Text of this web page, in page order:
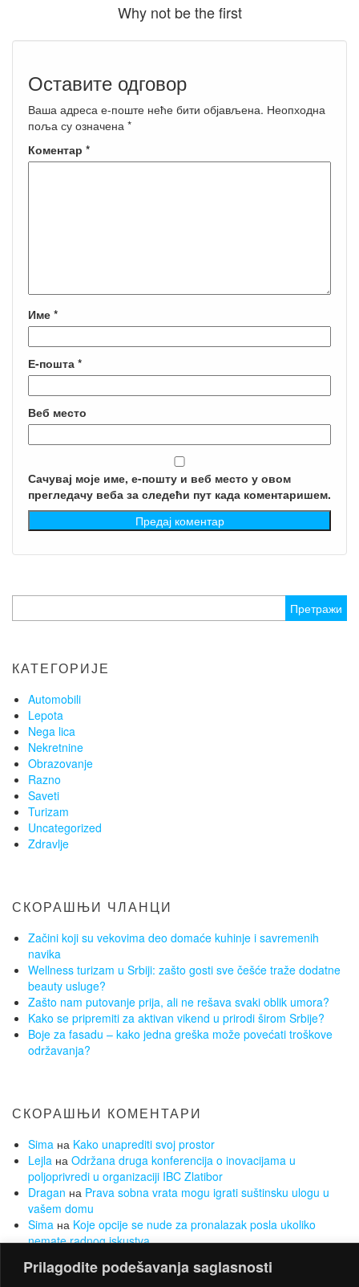
Prilagodite podešavanja saglasnosti
Why not be the first
Оставите одговор
Ваша адреса е-поште неће бити објављена. Неопходна
поља су означена *
Коментар *
Име *
Е-пошта *
Веб место
Сачувај моје име, е-пошту и веб место у овом
прегледачу веба за следећи пут када коментаришем.
за:
КАТЕГОРИЈЕ
Automobili
Lepota
Nega lica
Nekretnine
Obrazovanje
Razno
Saveti
Turizam
Uncategorized
Zdravlje
СКОРАШЊИ ЧЛАНЦИ
Začini koji su vekovima deo domaće kuhinje i savremenih
navika
Wellness turizam u Srbiji: zašto gosti sve češće traže dodatne
beauty usluge?
Zašto nam putovanje prija, ali ne rešava svaki oblik umora?
Kako se pripremiti za aktivan vikend u prirodi širom Srbije?
Boje za fasadu – kako jedna greška može povećati troškove
održavanja?
СКОРАШЊИ КОМЕНТАРИ
Sima на Kako unaprediti svoj prostor
Lejla на Održana druga konferencija o inovacijama u
poljoprivredi u organizaciji IBC Zlatibor
Dragan на Prava sobna vrata mogu igrati suštinsku ulogu u
vašem domu
Sima на Koje opcije se nude za pronalazak posla ukoliko
nemate radnog iskustva
Za to su najbolji sobni bicikli